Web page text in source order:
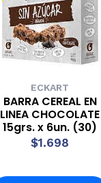
ECKART
BARRA CEREAL EN
LINEA CHOCOLATE
15grs. x 6un. (30)
$1.698